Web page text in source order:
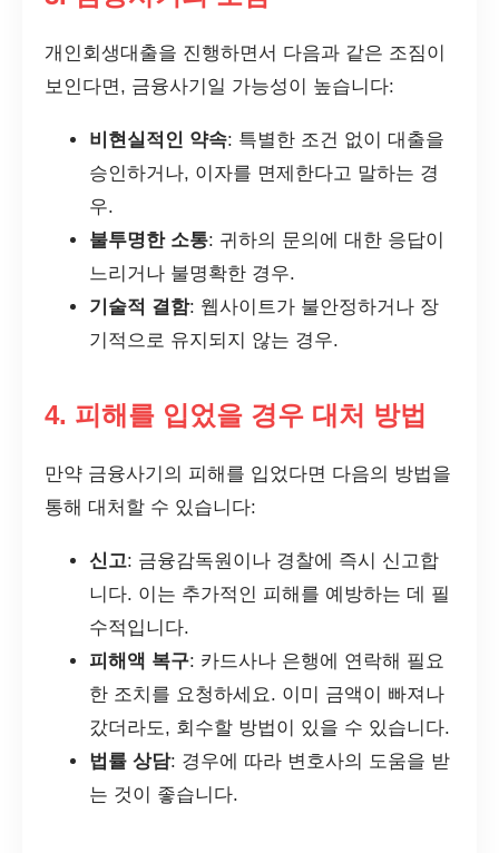
개인회생대출을 진행하면서 다음과 같은 조짐이
보인다면, 금융사기일 가능성이 높습니다:
비현실적인 약속: 특별한 조건 없이 대출을
승인하거나, 이자를 면제한다고 말하는 경
우.
불투명한 소통: 귀하의 문의에 대한 응답이
느리거나 불명확한 경우.
기술적 결함: 웹사이트가 불안정하거나 장
기적으로 유지되지 않는 경우.
4. 피해를 입었을 경우 대처 방법
만약 금융사기의 피해를 입었다면 다음의 방법을
통해 대처할 수 있습니다:
신고: 금융감독원이나 경찰에 즉시 신고합
니다. 이는 추가적인 피해를 예방하는 데 필
수적입니다.
피해액 복구: 카드사나 은행에 연락해 필요
한 조치를 요청하세요. 이미 금액이 빠져나
갔더라도, 회수할 방법이 있을 수 있습니다.
법률 상담: 경우에 따라 변호사의 도움을 받
는 것이 좋습니다.